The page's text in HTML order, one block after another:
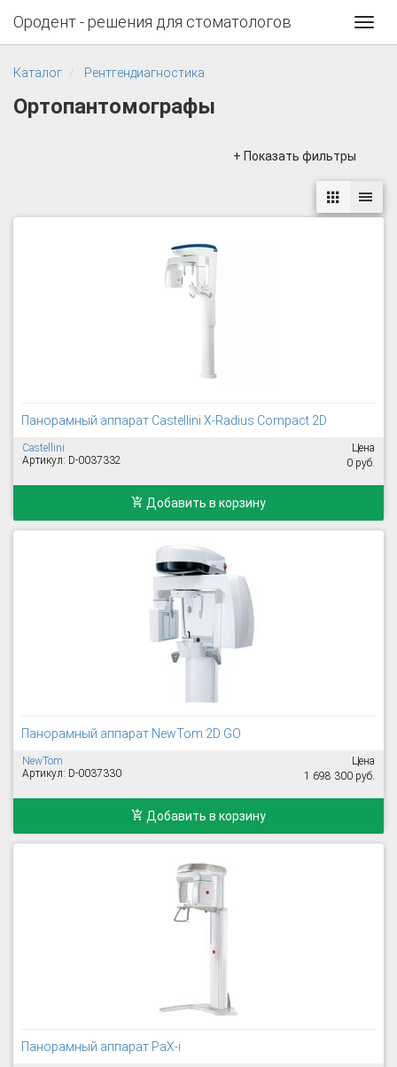
Ородент - решения для стоматологов
Каталог Рентгендиагностика
Ортопантомографы
+ Показать фильтры
Панорамный аппарат Castellini X-Radius Compact 2D
Castellini
Артикул: D-0037332
Цена
0 руб.
Добавить в корзину
Панорамный аппарат NewTom 2D GO
NewTom
Артикул: D-0037330
Цена
1 698 300 руб.
Добавить в корзину
Панорамный аппарат PaX-i